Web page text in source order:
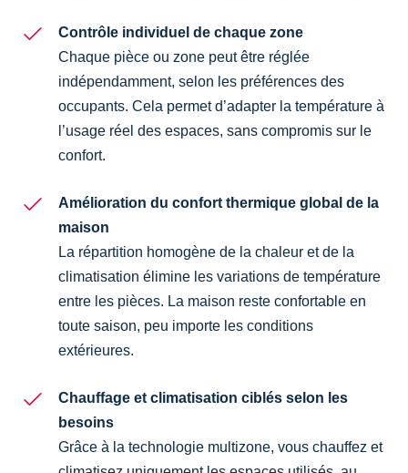
Contrôle individuel de chaque zone
Chaque pièce ou zone peut être réglée
indépendamment, selon les préférences des
occupants. Cela permet d’adapter la température à
l’usage réel des espaces, sans compromis sur le
confort.
Amélioration du confort thermique global de la
maison
La répartition homogène de la chaleur et de la
climatisation élimine les variations de température
entre les pièces. La maison reste confortable en
toute saison, peu importe les conditions
extérieures.
Chauffage et climatisation ciblés selon les
besoins
Grâce à la technologie multizone, vous chauffez et